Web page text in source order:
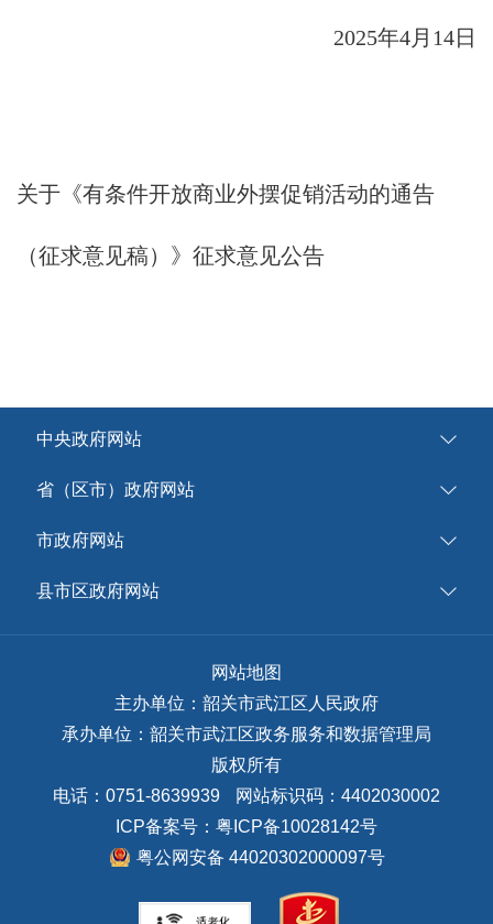
2025年4月14日
关于《有条件开放商业外摆促销活动的通告
（征求意见稿）》征求意见公告
中央政府网站
省（区市）政府网站
市政府网站
县市区政府网站
网站地图
主办单位：韶关市武江区人民政府
承办单位：韶关市武江区政务服务和数据管理局
版权所有
电话：0751-8639939
网站标识码：4402030002
ICP备案号： 粤ICP备10028142号
粤公网安备 44020302000097号